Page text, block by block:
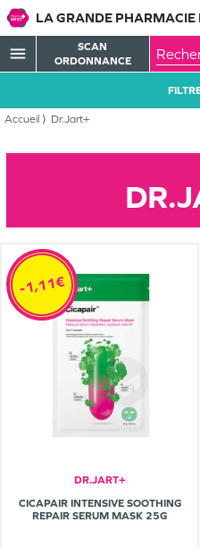
LA GRANDE PHARMACIE
menu
SCAN
ORDONNANCE
Accueil Dr.Jart+
DR.JART+
CICAPAIR INTENSIVE SOOTHING
REPAIR SERUM MASK 25G
-1,11€